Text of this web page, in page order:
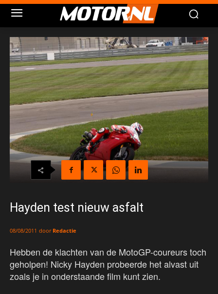
Hayden test nieuw asfalt
08/08/2011 door Redactie
Hebben de klachten van de MotoGP-coureurs toch
geholpen! Nicky Hayden probeerde het alvast uit
zoals je in onderstaande film kunt zien.